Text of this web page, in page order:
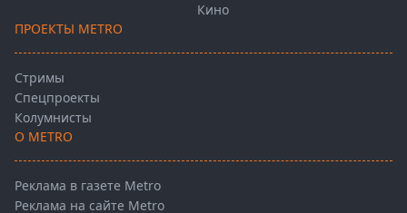
Кино
ПРОЕКТЫ METRO
Стримы
Спецпроекты
Колумнисты
О METRO
Реклама в газете Metro
Реклама на сайте Metro